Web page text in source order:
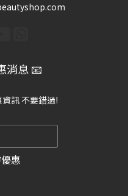
消息 📧
訊 不要錯過!
惠